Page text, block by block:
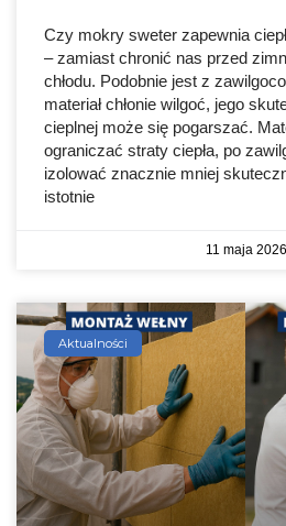
Czy mokry sweter zapewnia
– zamiast chronić nas przed
chłodu. Podobnie jest z
materiał chłonie wilgoć, jego
cieplnej może się pogarszać.
ograniczać straty ciepła, po
izolować znacznie mniej
istotnie
11 maja 2026
Aktualności